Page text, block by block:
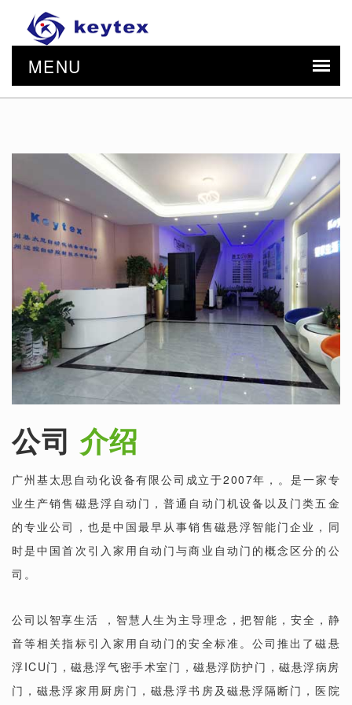
公司 介绍
广州基太思自动化设备有限公司成立于2007年，。是一家专
业生产销售磁悬浮自动门，普通自动门机设备以及门类五金
的专业公司，也是中国最早从事销售磁悬浮智能门企业，同
时是中国首次引入家用自动门与商业自动门的概念区分的公
司。
公司以智享生活 ，智慧人生为主导理念，把智能，安全，静
音等相关指标引入家用自动门的安全标准。公司推出了磁悬
浮ICU门，磁悬浮气密手术室门，磁悬浮防护门，磁悬浮病房
门，磁悬浮家用厨房门，磁悬浮书房及磁悬浮隔断门，医院